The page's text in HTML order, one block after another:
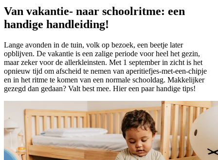
Van vakantie- naar schoolritme: een
handige handleiding!
Lange avonden in de tuin, volk op bezoek, een beetje later
opblijven. De vakantie is een zalige periode voor heel het gezin,
maar zeker voor de allerkleinsten. Met 1 september in zicht is het
opnieuw tijd om afscheid te nemen van aperitiefjes-met-een-chipje
en in het ritme te komen van een normale schooldag. Makkelijker
gezegd dan gedaan? Valt best mee. Hier een paar handige tips!